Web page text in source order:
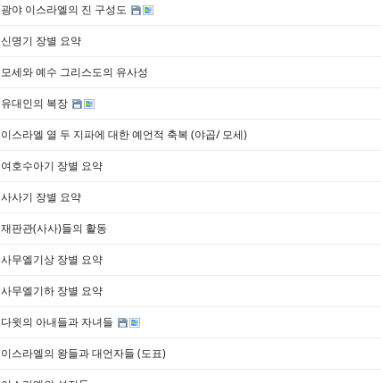
광야 이스라엘의 진 구성도
신명기 장별 요약
모세와 예수 그리스도의 유사성
유대인의 복장
이스라엘 열 두 지파에 대한 예언적 축복 (야곱/ 모세)
여호수아기 장별 요약
사사기 장별 요약
재판관(사사)들의 활동
사무엘기상 장별 요약
사무엘기하 장별 요약
다윗의 아내들과 자녀들
이스라엘의 왕들과 대언자들 (도표)